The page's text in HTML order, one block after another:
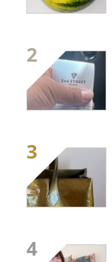
2
3
4